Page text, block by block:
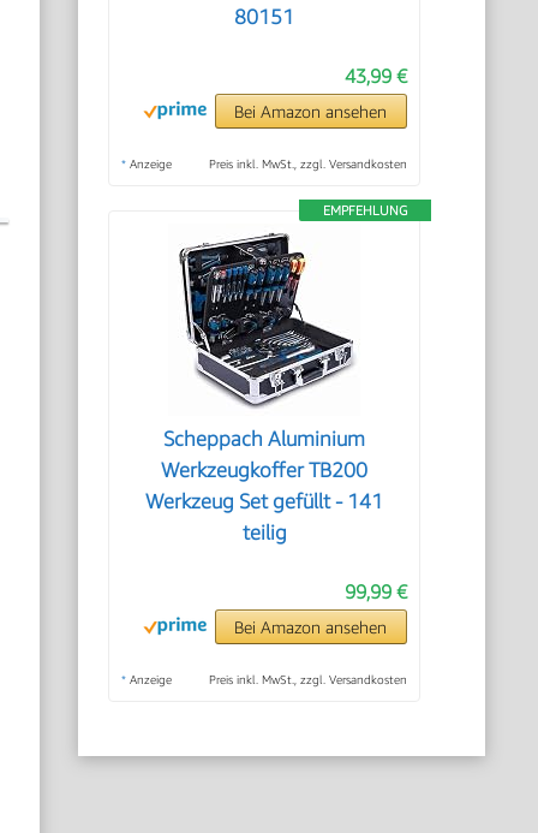
80151
43,99 €
Bei Amazon ansehen
* Anzeige Preis inkl. MwSt., zzgl. Versandkosten
EMPFEHLUNG
Scheppach Aluminium
Werkzeugkoffer TB200
Werkzeug Set gefüllt - 141
teilig
99,99 €
Bei Amazon ansehen
* Anzeige Preis inkl. MwSt., zzgl. Versandkosten